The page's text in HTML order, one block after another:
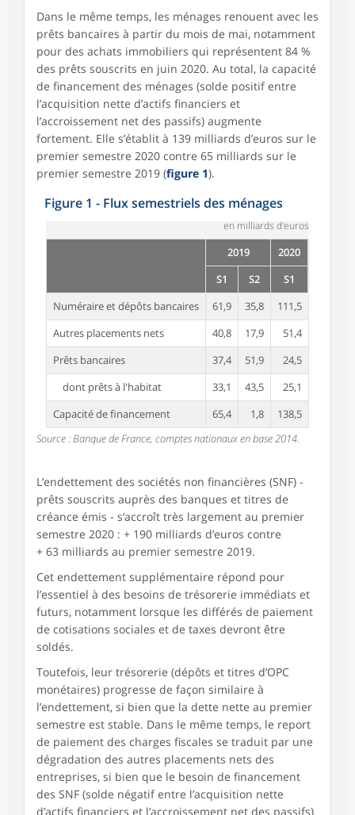
Dans le même temps, les ménages renouent avec les
prêts bancaires à partir du mois de mai, notamment
pour des achats immobiliers qui représentent 84 %
des prêts souscrits en juin 2020. Au total, la capacité
de financement des ménages (solde positif entre
l’acquisition nette d’actifs financiers et
l’accroissement net des passifs) augmente
fortement. Elle s’établit à 139 milliards d’euros sur le
premier semestre 2020 contre 65 milliards sur le
premier semestre 2019 (figure 1).
Figure 1 - Flux semestriels des ménages
en milliards d'euros
2019
2020
S1
S2
S1
Numéraire et dépôts bancaires
61,9 35,8
111,5
Autres placements nets
40,8 17,9
51,4
Prêts bancaires
37,4 51,9
24,5
dont prêts à l'habitat
33,1 43,5
25,1
Capacité de financement
65,4 1,8
138,5
Source : Banque de France, comptes nationaux en base 2014.
L’endettement des sociétés non financières (SNF) -
prêts souscrits auprès des banques et titres de
créance émis - s’accroît très largement au premier
semestre 2020 : + 190 milliards d’euros contre
+ 63 milliards au premier semestre 2019.
Cet endettement supplémentaire répond pour
l’essentiel à des besoins de trésorerie immédiats et
futurs, notamment lorsque les différés de paiement
de cotisations sociales et de taxes devront être
soldés.
Toutefois, leur trésorerie (dépôts et titres d’OPC
monétaires) progresse de façon similaire à
l’endettement, si bien que la dette nette au premier
semestre est stable. Dans le même temps, le report
de paiement des charges fiscales se traduit par une
dégradation des autres placements nets des
entreprises, si bien que le besoin de financement
des SNF (solde négatif entre l’acquisition nette
d’actifs financiers et l’accroissement net des passifs)